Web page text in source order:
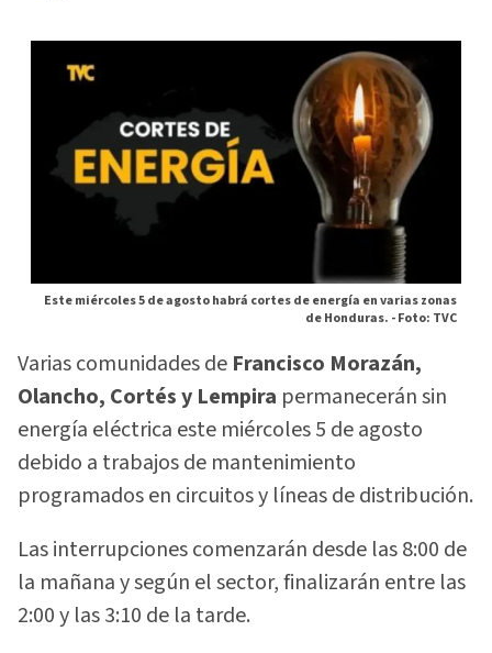
Este miércoles 5 de agosto habrá cortes de energía en varias zonas
de Honduras. -Foto: TVC
Varias comunidades de Francisco Morazán,
Olancho, Cortés y Lempira permanecerán sin
energía eléctrica este miércoles 5 de agosto
debido a trabajos de mantenimiento
programados en circuitos y líneas de distribución.
Las interrupciones comenzarán desde las 8:00 de
la mañana y según el sector, finalizarán entre las
2:00 y las 3:10 de la tarde.